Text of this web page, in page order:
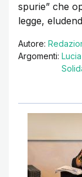
spurie” che
legge,
Autore:
Argomenti: